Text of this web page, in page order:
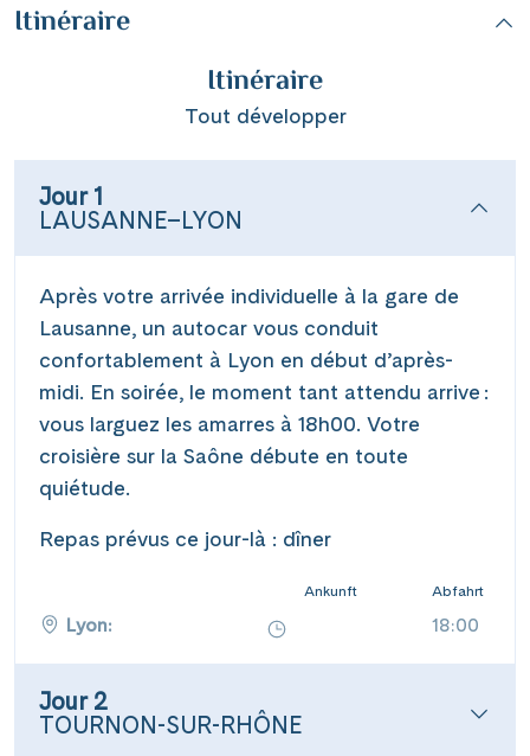
Itinéraire
Itinéraire
Tout développer
Jour 1
LAUSANNE–LYON
Après votre arrivée individuelle à la gare de
Lausanne, un autocar vous conduit
confortablement à Lyon en début d’après-
midi. En soirée, le moment tant attendu arrive :
vous larguez les amarres à 18h00. Votre
croisière sur la Saône débute en toute
quiétude.
Repas prévus ce jour-là : dîner
Ankunft Abfahrt
Lyon: 18:00
Jour 2
TOURNON-SUR-RHÔNE